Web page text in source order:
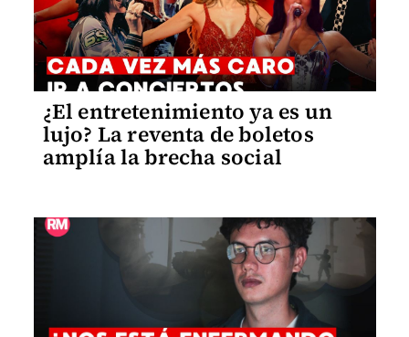
¿El entretenimiento ya es un
lujo? La reventa de boletos
amplía la brecha social